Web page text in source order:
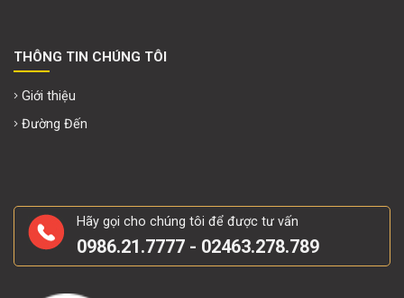
THÔNG TIN CHÚNG TÔI
Giới thiệu
Đường Đến
Hãy gọi cho chúng tôi để được tư vấn
0986.21.7777 - 02463.278.789